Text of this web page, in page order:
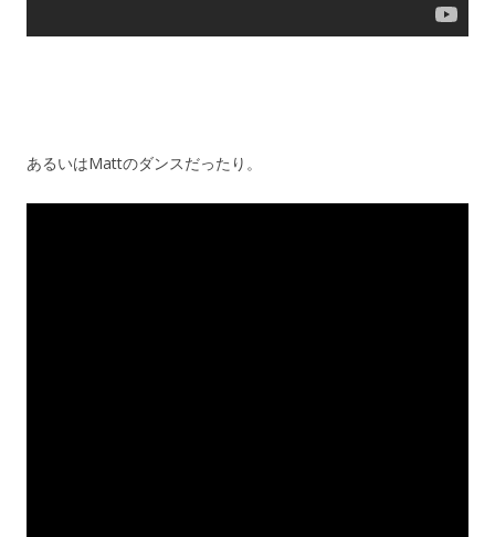
あるいはMattのダンスだったり。